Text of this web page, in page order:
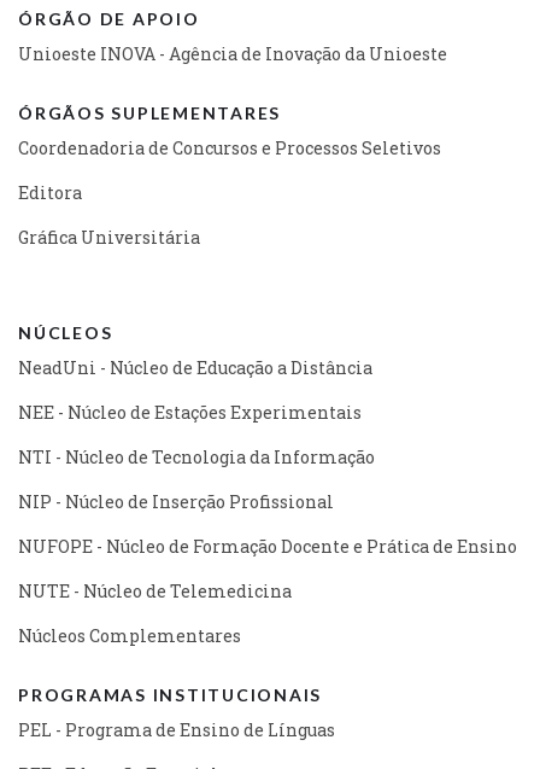
ÓRGÃO DE APOIO
Unioeste INOVA - Agência de Inovação da Unioeste
ÓRGÃOS SUPLEMENTARES
Coordenadoria de Concursos e Processos Seletivos
Editora
Gráfica Universitária
NÚCLEOS
NeadUni - Núcleo de Educação a Distância
NEE - Núcleo de Estações Experimentais
NTI - Núcleo de Tecnologia da Informação
NIP - Núcleo de Inserção Profissional
NUFOPE - Núcleo de Formação Docente e Prática de Ensino
NUTE - Núcleo de Telemedicina
Núcleos Complementares
PROGRAMAS INSTITUCIONAIS
PEL - Programa de Ensino de Línguas